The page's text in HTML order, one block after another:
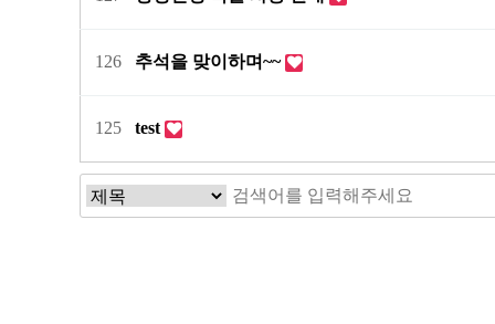
126 추석을 맞이하며~~
125 test